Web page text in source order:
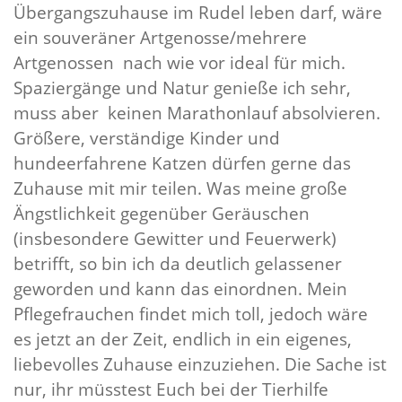
Übergangszuhause im Rudel leben darf, wäre
ein souveräner Artgenosse/mehrere
Artgenossen nach wie vor ideal für mich.
Spaziergänge und Natur genieße ich sehr,
muss aber keinen Marathonlauf absolvieren.
Größere, verständige Kinder und
hundeerfahrene Katzen dürfen gerne das
Zuhause mit mir teilen. Was meine große
Ängstlichkeit gegenüber Geräuschen
(insbesondere Gewitter und Feuerwerk)
betrifft, so bin ich da deutlich gelassener
geworden und kann das einordnen. Mein
Pflegefrauchen findet mich toll, jedoch wäre
es jetzt an der Zeit, endlich in ein eigenes,
liebevolles Zuhause einzuziehen. Die Sache ist
nur, ihr müsstest Euch bei der Tierhilfe